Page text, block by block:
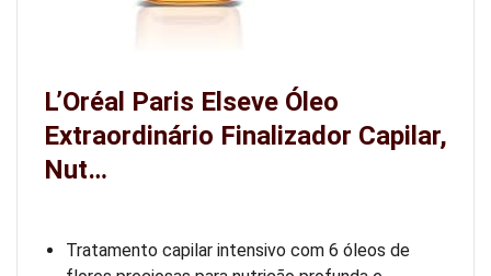
L’Oréal Paris Elseve Óleo
Extraordinário Finalizador Capilar,
Nut…
Tratamento capilar intensivo com 6 óleos de